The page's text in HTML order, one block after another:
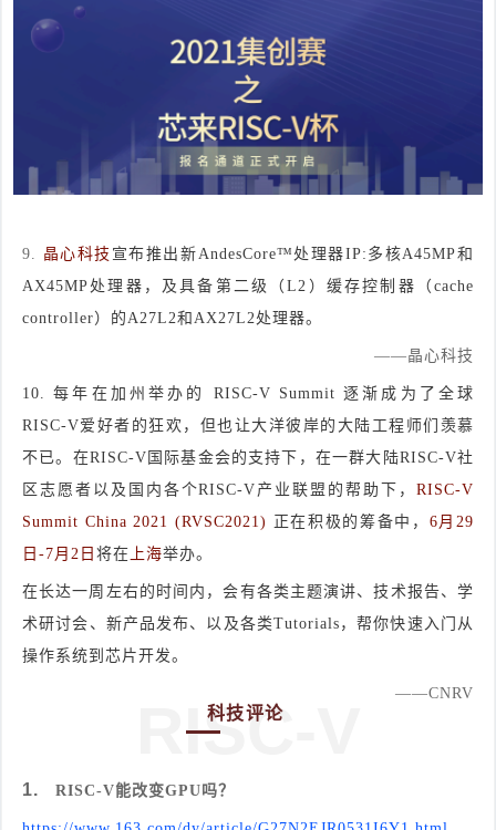
9. 晶心科技 宣布推出新AndesCore™处理器IP:多核A45MP和
AX45MP处理器，及具备第二级（L2）缓存控制器（cache
controller）的A27L2和AX27L2处理器。
——晶心科技
10.每年在加州举办的 RISC-V Summit 逐渐成为了全球
RISC-V爱好者的狂欢，但也让大洋彼岸的大陆工程师们羡慕
不已。在RISC-V国际基金会的支持下，在一群大陆RISC-V社
区志愿者以及国内各个RISC-V产业联盟的帮助下， RISC-V
Summit China 2021 (RVSC2021)
正在积极的筹备中， 6月29
日-7月2日 将在 上海举办。
在长达一周左右的时间内，会有各类主题演讲、技术报告、学
术研讨会、新产品发布、以及各类Tutorials，帮你快速入门从
操作系统到芯片开发。
——CNRV
RISC-V
科技评论
1. RISC-V能改变GPU吗？